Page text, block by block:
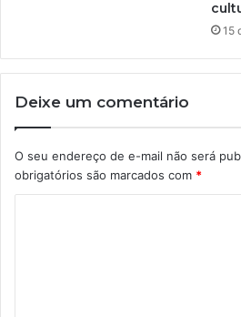
15
Deixe um comentário
O seu endereço de e-mail não será
obrigatórios são marcados com *